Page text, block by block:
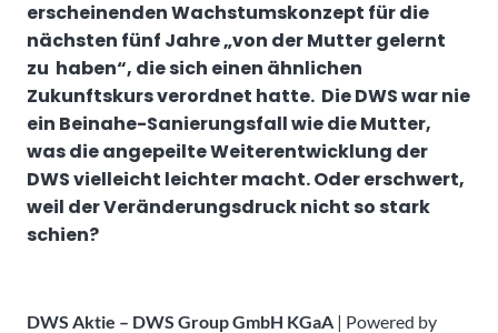
erscheinenden Wachstumskonzept für die
nächsten fünf Jahre „von der Mutter gelernt
zu haben“, die sich einen ähnlichen
Zukunftskurs verordnet hatte. Die DWS war nie
ein Beinahe-Sanierungsfall wie die Mutter,
was die angepeilte Weiterentwicklung der
DWS vielleicht leichter macht. Oder erschwert,
weil der Veränderungsdruck nicht so stark
schien?
DWS Aktie – DWS Group GmbH KGaA | Powered by